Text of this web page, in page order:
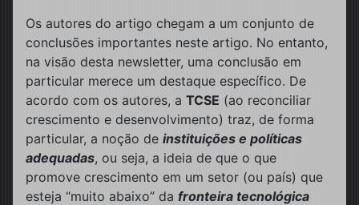
Os autores do artigo chegam a um conjunto de
conclusões importantes neste artigo. No entanto,
na visão desta newsletter, uma conclusão em
particular merece um destaque específico. De
acordo com os autores, a TCSE (ao reconciliar
crescimento e desenvolvimento) traz, de forma
particular, a noção de instituições e políticas
adequadas, ou seja, a ideia de que o que
promove crescimento em um setor (ou país) que
esteja “muito abaixo” da fronteira tecnológica